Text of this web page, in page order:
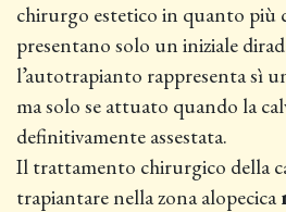
chirurgo estetico in quanto più
presentano solo un iniziale
l’autotrapianto rappresenta sì
ma solo se attuato quando la
definitivamente assestata.
Il trattamento chirurgico della
trapiantare nella zona alopecica